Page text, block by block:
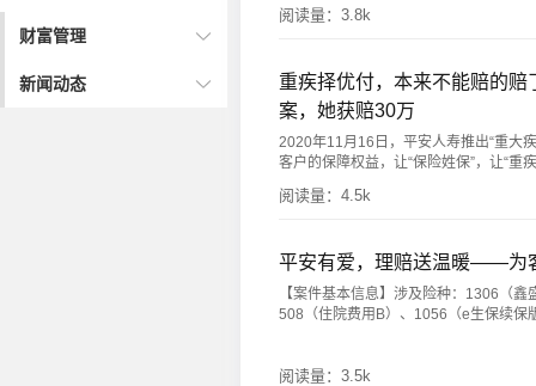
财富管理
新闻动态
阅读量： 3.8k
重疾择优付，本来不能赔的
案，她获赔30万
2020年11月16日，平安人寿推出“重大
客户的保障权益，让“保险姓保”，让“重
阅读量： 4.5k
平安有爱，理赔送温暖——为
【案件基本信息】涉及险种：1306（
508（住院费用B）、1056（e生保续保
阅读量： 3.5k